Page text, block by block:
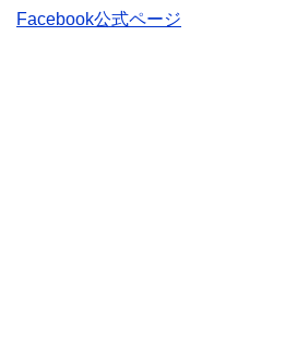
Facebook公式ページ